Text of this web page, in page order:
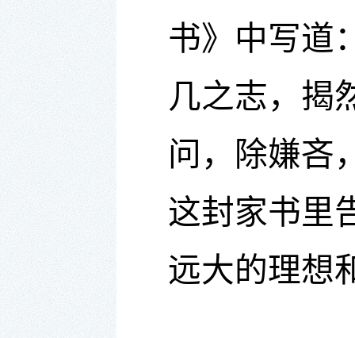
书》中写道
几之志，揭
问，除嫌吝
这封家书里
远大的理想